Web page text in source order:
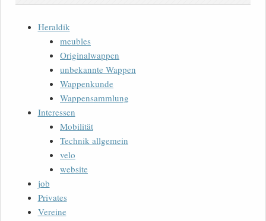
Heraldik
meubles
Originalwappen
unbekannte Wappen
Wappenkunde
Wappensammlung
Interessen
Mobilität
Technik allgemein
velo
website
job
Privates
Vereine